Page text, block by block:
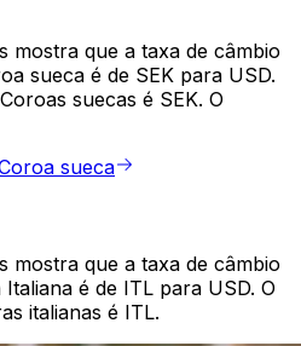
mostra que a taxa de câmbio
sueca é de SEK para USD.
suecas é SEK. O
sueca
mostra que a taxa de câmbio
é de ITL para USD. O
italianas é ITL.